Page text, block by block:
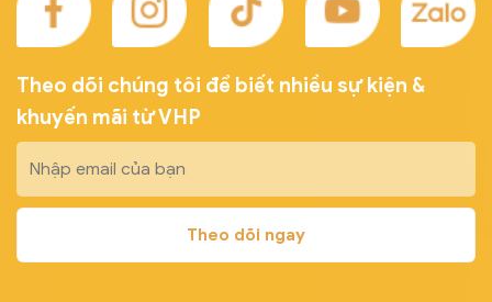
Theo dõi chúng tôi để biết nhiều sự kiện &
khuyến mãi từ VHP